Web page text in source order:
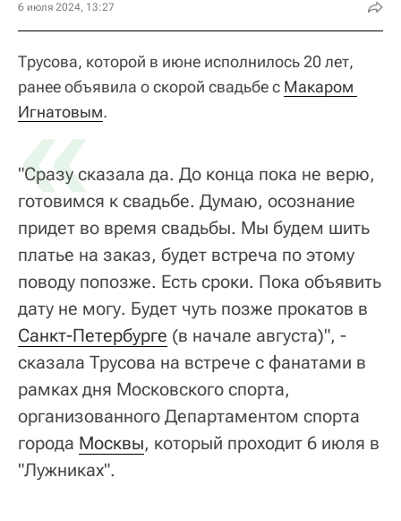
6 июля 2024, 13:27
Трусова, которой в июне исполнилось 20 лет,
ранее объявила о скорой свадьбе с Макаром
Игнатовым.
«
"Сразу сказала да. До конца пока не верю,
готовимся к свадьбе. Думаю, осознание
придет во время свадьбы. Мы будем шить
платье на заказ, будет встреча по этому
поводу попозже. Есть сроки. Пока объявить
дату не могу. Будет чуть позже прокатов в
Санкт-Петербурге (в начале августа)", -
сказала Трусова на встрече с фанатами в
рамках дня Московского спорта,
организованного Департаментом спорта
города Москвы, который проходит 6 июля в
"Лужниках".